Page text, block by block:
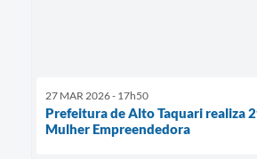
27 MAR 2026 - 17h50
Prefeitura de Alto Taquari realiza
Mulher Empreendedora